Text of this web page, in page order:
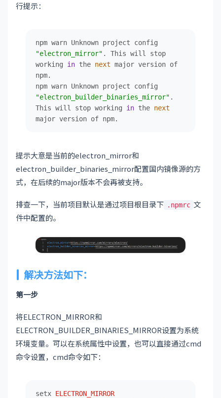
行提示：
"electron_mirror" . This will stop
working in the next major version of
npm.
"electron_builder_binaries_mirror" .
This will stop working in the next
major version of npm.
提示大意是当前的electron_mirror和
electron_builder_binaries_mirror配置国内镜像源的方
式，在后续的major版本不会再被支持。
排查一下，当前项目默认是通过项目根目录下 .npmrc 文
件中配置的。
解决方法如下：
第一步
将ELECTRON_MIRROR和
ELECTRON_BUILDER_BINARIES_MIRROR设置为系统
环境变量。可以在系统属性中设置，也可以直接通过cmd
命令设置，cmd命令如下：
setx ELECTRON_MIRROR